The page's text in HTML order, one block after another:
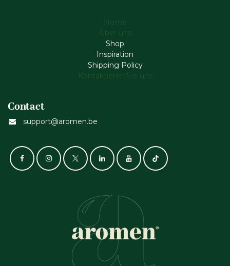
Home
Über uns
Shop
Inspiration
Shipping Policy
Kontaktieren Sie uns
Contact
support@aromen.be